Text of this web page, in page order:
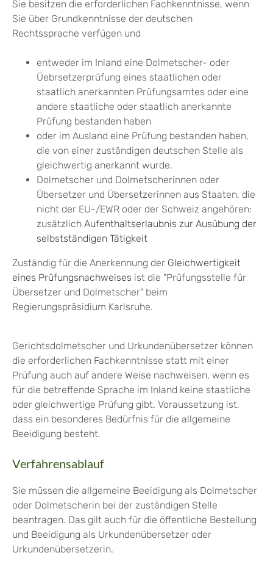
Sie besitzen die erforderlichen Fachkenntnisse, wenn
Sie über Grundkenntnisse der deutschen
Rechtssprache verfügen und
entweder im Inland eine Dolmetscher- oder
Üebrsetzerprüfung eines staatlichen oder
staatlich anerkannten Prüfungsamtes oder eine
andere staatliche oder staatlich anerkannte
Prüfung bestanden haben
oder im Ausland eine Prüfung bestanden haben,
die von einer zuständigen deutschen Stelle als
gleichwertig anerkannt wurde.
Dolmetscher und Dolmetscherinnen oder
Übersetzer und Übersetzerinnen aus Staaten, die
nicht der EU-/EWR oder der Schweiz angehören:
zusätzlich Aufenthaltserlaubnis zur Ausübung der
selbstständigen Tätigkeit
Zuständig für die Anerkennung der Gleichwertigkeit
eines Prüfungsnachweises ist die "Prüfungsstelle für
Übersetzer und Dolmetscher" beim
Regierungspräsidium Karlsruhe.
Gerichtsdolmetscher und Urkundenübersetzer können
die erforderlichen Fachkenntnisse statt mit einer
Prüfung auch auf andere Weise nachweisen, wenn es
für die betreffende Sprache im Inland keine staatliche
oder gleichwertige Prüfung gibt. Voraussetzung ist,
dass ein besonderes Bedürfnis für die allgemeine
Beeidigung besteht.
Verfahrensablauf
Sie müssen die allgemeine Beeidigung als Dolmetscher
oder Dolmetscherin bei der zuständigen Stelle
beantragen. Das gilt auch für die öffentliche Bestellung
und Beeidigung als Urkundenübersetzer oder
Urkundenübersetzerin.